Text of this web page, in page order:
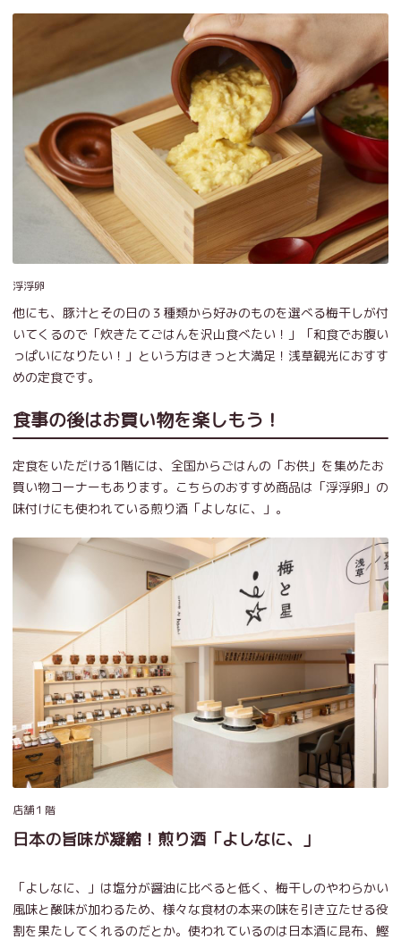
浮浮卵
他にも、豚汁とその日の３種類から好みのものを選べる梅干しが付
いてくるので「炊きたてごはんを沢山食べたい！」「和食でお腹い
っぱいになりたい！」という方はきっと大満足！浅草観光におすす
めの定食です。
食事の後はお買い物を楽しもう！
定食をいただける1階には、全国からごはんの「お供」を集めたお
買い物コーナーもあります。こちらのおすすめ商品は「浮浮卵」の
味付けにも使われている煎り酒「よしなに、」。
店舗１階
日本の旨味が凝縮！煎り酒「よしなに、」
「よしなに、」は塩分が醤油に比べると低く、梅干しのやわらかい
風味と酸味が加わるため、様々な食材の本来の味を引き立たせる役
割を果たしてくれるのだとか。使われているのは日本酒に昆布、鰹